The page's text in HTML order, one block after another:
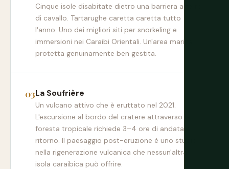
Cinque isole disabitate dietro una barriera a ferro
di cavallo. Tartarughe caretta caretta tutto
l'anno. Uno dei migliori siti per snorkeling e
immersioni nei Caraibi Orientali. Un'area marina
protetta genuinamente ben gestita.
La Soufrière
Un vulcano attivo che è eruttato nel 2021.
L'escursione al bordo del cratere attraverso la
foresta tropicale richiede 3–4 ore di andata e
ritorno. Il paesaggio post-eruzione è uno studio
nella rigenerazione vulcanica che nessun'altra
isola caraibica può offrire.